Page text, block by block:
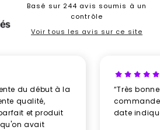
Basé sur 244 avis soumis à un
contrôle
Voir tous les avis sur ce site
du début à la
qualité,
et produit
avait
“Très
date